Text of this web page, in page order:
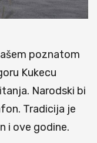
poznatom
Kukecu
Narodski bi
Tradicija je
i ove godine.